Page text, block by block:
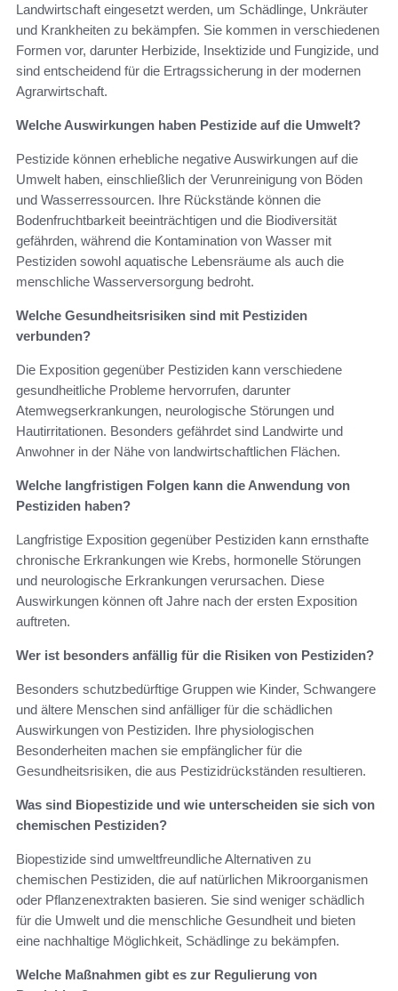
Landwirtschaft eingesetzt werden, um Schädlinge, Unkräuter
und Krankheiten zu bekämpfen. Sie kommen in verschiedenen
Formen vor, darunter Herbizide, Insektizide und Fungizide, und
sind entscheidend für die Ertragssicherung in der modernen
Agrarwirtschaft.
Welche Auswirkungen haben Pestizide auf die Umwelt?
Pestizide können erhebliche negative Auswirkungen auf die
Umwelt haben, einschließlich der Verunreinigung von Böden
und Wasserressourcen. Ihre Rückstände können die
Bodenfruchtbarkeit beeinträchtigen und die Biodiversität
gefährden, während die Kontamination von Wasser mit
Pestiziden sowohl aquatische Lebensräume als auch die
menschliche Wasserversorgung bedroht.
Welche Gesundheitsrisiken sind mit Pestiziden
verbunden?
Die Exposition gegenüber Pestiziden kann verschiedene
gesundheitliche Probleme hervorrufen, darunter
Atemwegserkrankungen, neurologische Störungen und
Hautirritationen. Besonders gefährdet sind Landwirte und
Anwohner in der Nähe von landwirtschaftlichen Flächen.
Welche langfristigen Folgen kann die Anwendung von
Pestiziden haben?
Langfristige Exposition gegenüber Pestiziden kann ernsthafte
chronische Erkrankungen wie Krebs, hormonelle Störungen
und neurologische Erkrankungen verursachen. Diese
Auswirkungen können oft Jahre nach der ersten Exposition
auftreten.
Wer ist besonders anfällig für die Risiken von Pestiziden?
Besonders schutzbedürftige Gruppen wie Kinder, Schwangere
und ältere Menschen sind anfälliger für die schädlichen
Auswirkungen von Pestiziden. Ihre physiologischen
Besonderheiten machen sie empfänglicher für die
Gesundheitsrisiken, die aus Pestizidrückständen resultieren.
Was sind Biopestizide und wie unterscheiden sie sich von
chemischen Pestiziden?
Biopestizide sind umweltfreundliche Alternativen zu
chemischen Pestiziden, die auf natürlichen Mikroorganismen
oder Pflanzenextrakten basieren. Sie sind weniger schädlich
für die Umwelt und die menschliche Gesundheit und bieten
eine nachhaltige Möglichkeit, Schädlinge zu bekämpfen.
Welche Maßnahmen gibt es zur Regulierung von